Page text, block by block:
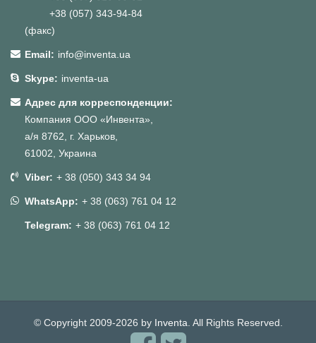
+38 (057) 343-94-84
(факс)
Email: info@inventa.ua
Skype: inventa-ua
Адрес для корреспонденции:
Компания ООО «Инвента»,
а/я 8762, г. Харьков,
61002, Украина
Viber: + 38 (050) 343 34 94
WhatsApp: + 38 (063) 761 04 12
Telegram: + 38 (063) 761 04 12
© Copyright 2009-2026 by Inventa . All Rights Reserved.